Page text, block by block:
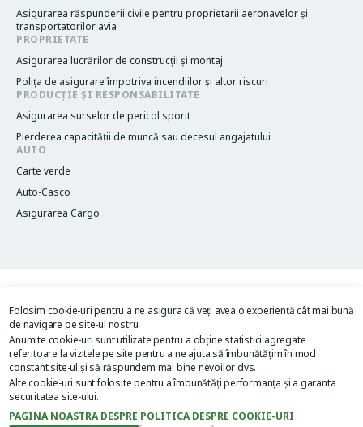
Asigurarea răspunderii civile pentru proprietarii aeronavelor și
transportatorilor avia
PROPRIETATE
Asigurarea lucrărilor de construcții și montaj
Poliţa de asigurare împotriva incendiilor și altor riscuri
PRODUCȚIE ȘI RESPONSABILITATE
Asigurarea surselor de pericol sporit
Pierderea capacităţii de muncă sau decesul angajatului
AUTO
Carte verde
Auto-Casco
Asigurarea Cargo
Legacy menu
Politica de confidențialitate
Acordul de utilizare al site-ului
Image Image
Folosim cookie-uri pentru a ne asigura că veți avea o experiență cât mai bună
de navigare pe site-ul nostru.
Anumite cookie-uri sunt utilizate pentru a obține statistici agregate
referitoare la vizitele pe site pentru a ne ajuta să îmbunătățim în mod
constant site-ul și să răspundem mai bine nevoilor dvs.
Alte cookie-uri sunt folosite pentru a îmbunătăți performanța și a garanta
securitatea site-ului.
PAGINA NOASTRA DESPRE POLITICA DESPRE COOKIE-URI